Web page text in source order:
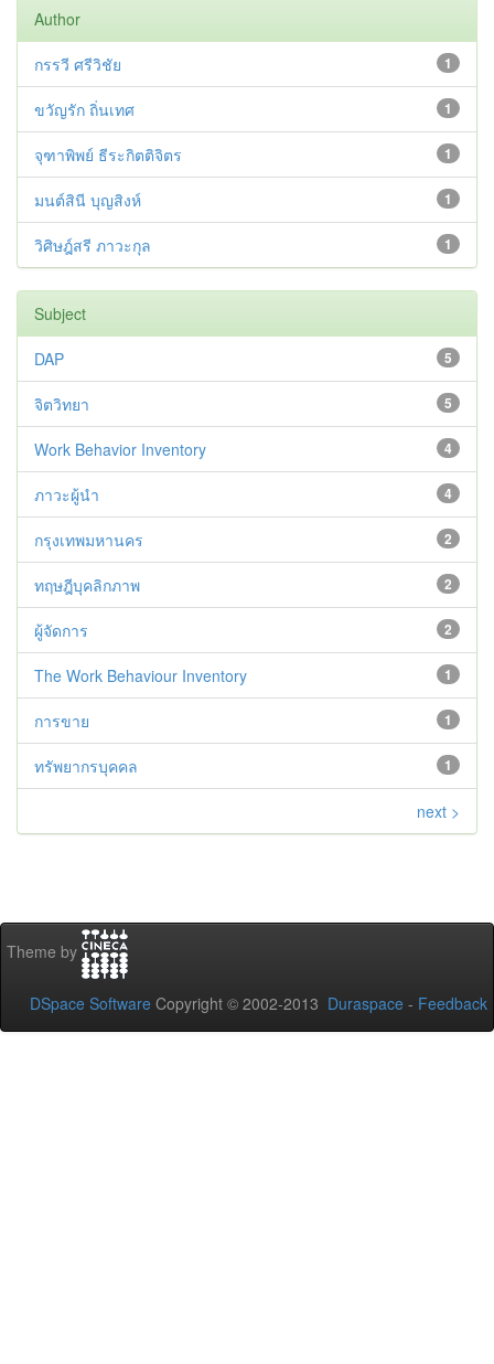
Author
1
กรรวี ศรีวิชัย
1
ขวัญรัก ถิ่นเทศ
1
จุฑาพิพย์ ธีระกิตติจิตร
1
มนต์สินี บุญสิงห์
1
วิศิษฎ์สรี ภาวะกุล
Subject
5
DAP
5
จิตวิทยา
4
Work Behavior Inventory
4
ภาวะผู้นำ
2
กรุงเทพมหานคร
2
ทฤษฎีบุคลิกภาพ
2
ผู้จัดการ
1
The Work Behaviour Inventory
1
การขาย
1
ทรัพยากรบุคคล
next >
Theme by
DSpace Software Copyright © 2002-2013 Duraspace - Feedback